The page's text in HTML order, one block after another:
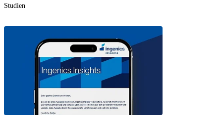
Studien